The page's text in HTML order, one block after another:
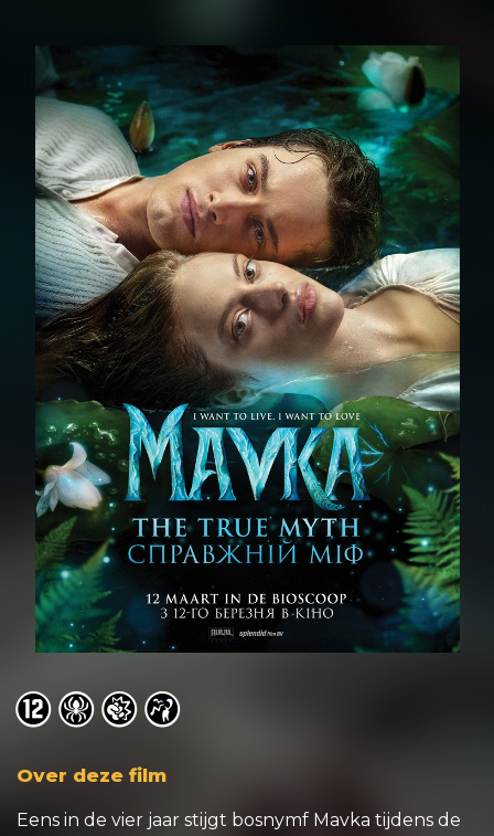
o o o o
Over deze film
Eens in de vier jaar stijgt bosnymf Mavka tijdens de